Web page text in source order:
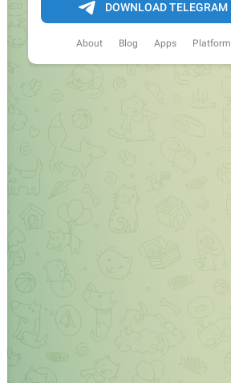
DOWNLOAD TELEGRAM
About Blog Apps Platform